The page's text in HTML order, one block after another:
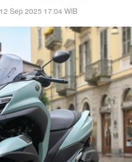
Sep 2025 17:04 WIB